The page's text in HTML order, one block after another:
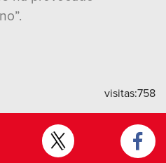
visitas:758